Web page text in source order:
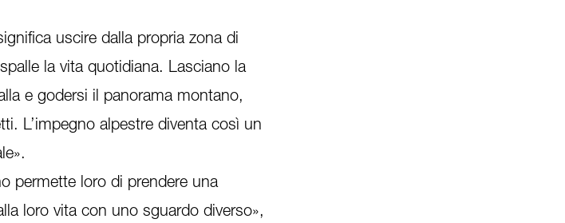
uscire dalla propria zona di
la vita quotidiana. Lasciano la
e godersi il panorama montano,
L’impegno alpestre diventa così un
permette loro di prendere una
loro vita con uno sguardo diverso»,